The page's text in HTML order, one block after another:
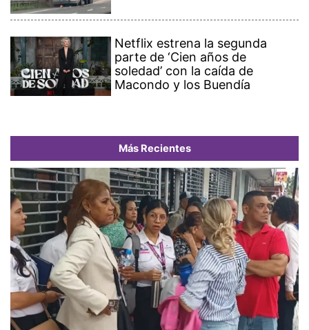
Netflix estrena la segunda
parte de ‘Cien años de
soledad’ con la caída de
Macondo y los Buendía
Más Recientes